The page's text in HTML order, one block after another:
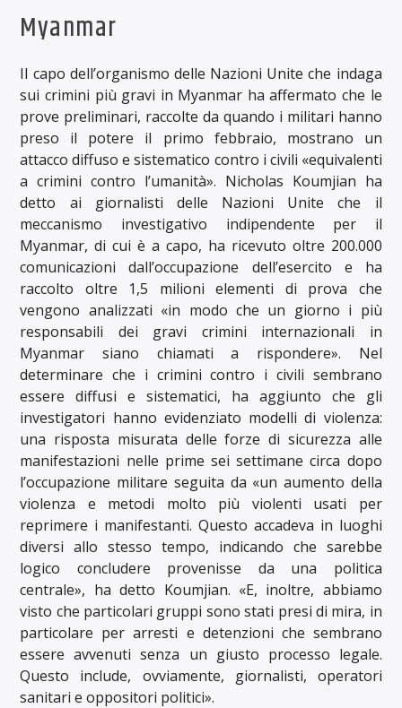
Myanmar
Il capo dell’organismo delle Nazioni Unite che indaga
sui crimini più gravi in ​​Myanmar ha affermato che le
prove preliminari, raccolte da quando i militari hanno
preso il potere il primo febbraio, mostrano un
attacco diffuso e sistematico contro i civili «equivalenti
a crimini contro l’umanità». Nicholas Koumjian ha
detto ai giornalisti delle Nazioni Unite che il
meccanismo investigativo indipendente per il
Myanmar, di cui è a capo, ha ricevuto oltre 200.000
comunicazioni dall’occupazione dell’esercito e ha
raccolto oltre 1,5 milioni elementi di prova che
vengono analizzati «in modo che un giorno i più
responsabili dei gravi crimini internazionali in
Myanmar siano chiamati a rispondere». Nel
determinare che i crimini contro i civili sembrano
essere diffusi e sistematici, ha aggiunto che gli
investigatori hanno evidenziato modelli di violenza:
una risposta misurata delle forze di sicurezza alle
manifestazioni nelle prime sei settimane circa dopo
l’occupazione militare seguita da «un aumento della
violenza e metodi molto più violenti usati per
reprimere i manifestanti. Questo accadeva in luoghi
diversi allo stesso tempo, indicando che sarebbe
logico concludere provenisse da una politica
centrale», ha detto Koumjian. «E, inoltre, abbiamo
visto che particolari gruppi sono stati presi di mira, in
particolare per arresti e detenzioni che sembrano
essere avvenuti senza un giusto processo legale.
Questo include, ovviamente, giornalisti, operatori
sanitari e oppositori politici».